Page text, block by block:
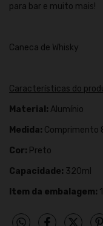
para bar e muito mais!
Caneca de Whisky
Características do
Material: Alumínio
Medida: Comprimento
Cor: Preto
Capacidade: 320ml
Item da embalagem: